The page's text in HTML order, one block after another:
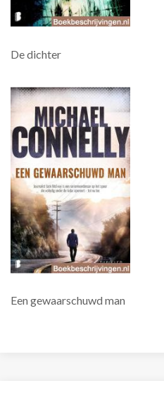
De dichter
Een gewaarschuwd man